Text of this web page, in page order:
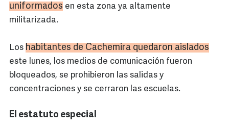
uniformados en esta zona ya altamente
militarizada.
Los habitantes de Cachemira quedaron aislados
este lunes, los medios de comunicación fueron
bloqueados, se prohibieron las salidas y
concentraciones y se cerraron las escuelas.
El estatuto especial